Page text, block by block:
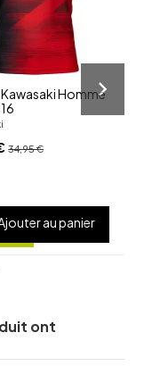
Homme
34,95 €
au panier
ont